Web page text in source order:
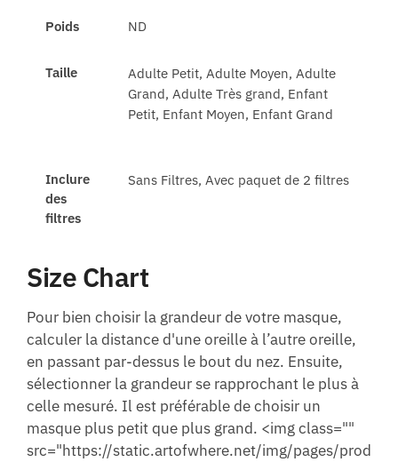
Poids ND
Taille
Adulte Petit, Adulte Moyen, Adulte
Grand, Adulte Très grand, Enfant
Petit, Enfant Moyen, Enfant Grand
Inclure
des
filtres
Sans Filtres, Avec paquet de 2 filtres
Size Chart
Pour bien choisir la grandeur de votre masque,
calculer la distance d'une oreille à l’autre oreille,
en passant par-dessus le bout du nez. Ensuite,
sélectionner la grandeur se rapprochant le plus à
celle mesuré. Il est préférable de choisir un
masque plus petit que plus grand. <img class=""
src="https://static.artofwhere.net/img/pages/prod